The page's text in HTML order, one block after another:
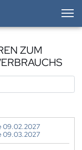
ZUM
09.02.2027
09.03.2027